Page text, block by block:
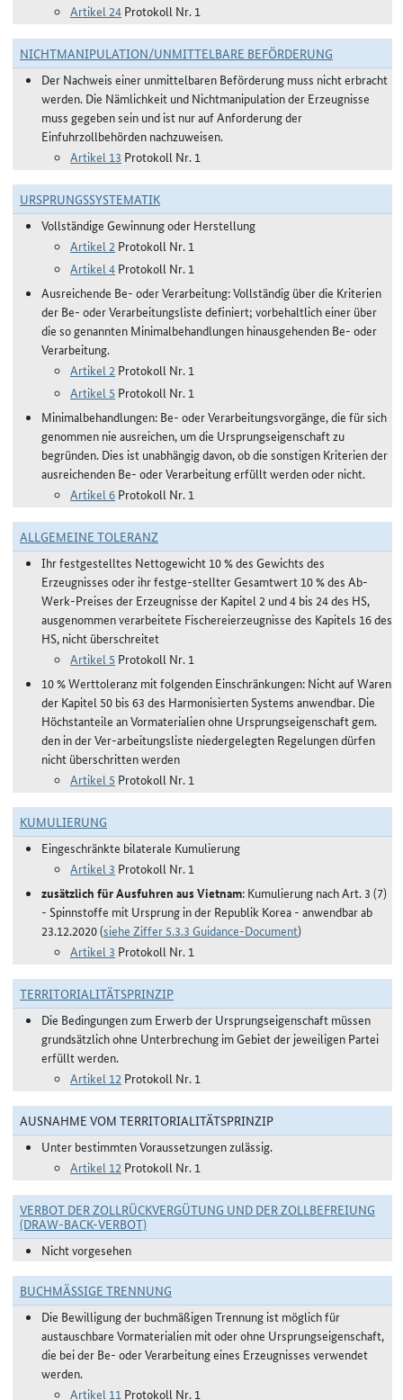
Artikel 24 Protokoll Nr. 1
NICHTMANIPULATION/UNMITTELBARE BEFÖRDERUNG
Der Nachweis einer unmittelbaren Beförderung muss nicht erbracht
werden. Die Nämlichkeit und Nichtmanipulation der Erzeugnisse
muss gegeben sein und ist nur auf Anforderung der
Einfuhrzollbehörden nachzuweisen.
Artikel 13 Protokoll Nr. 1
URSPRUNGSSYSTEMATIK
Vollständige Gewinnung oder Herstellung
Artikel 2 Protokoll Nr. 1
Artikel 4 Protokoll Nr. 1
Ausreichende Be- oder Verarbeitung: Vollständig über die Kriterien
der Be- oder Verarbeitungsliste definiert; vorbehaltlich einer über
die so genannten Minimalbehandlungen hinausgehenden Be- oder
Verarbeitung.
Artikel 2 Protokoll Nr. 1
Artikel 5 Protokoll Nr. 1
Minimalbehandlungen: Be- oder Verarbeitungsvorgänge, die für sich
genommen nie ausreichen, um die Ursprungseigenschaft zu
begründen. Dies ist unabhängig davon, ob die sonstigen Kriterien der
ausreichenden Be- oder Verarbeitung erfüllt werden oder nicht.
Artikel 6 Protokoll Nr. 1
ALLGEMEINE TOLERANZ
Ihr festgestelltes Nettogewicht 10 % des Gewichts des
Erzeugnisses oder ihr festge-stellter Gesamtwert 10 % des Ab-
Werk-Preises der Erzeugnisse der Kapitel 2 und 4 bis 24 des HS,
ausgenommen verarbeitete Fischereierzeugnisse des Kapitels 16 des
HS, nicht überschreitet
Artikel 5 Protokoll Nr. 1
10 % Werttoleranz mit folgenden Einschränkungen: Nicht auf Waren
der Kapitel 50 bis 63 des Harmonisierten Systems anwendbar. Die
Höchstanteile an Vormaterialien ohne Ursprungseigenschaft gem.
den in der Ver-arbeitungsliste niedergelegten Regelungen dürfen
nicht überschritten werden
Artikel 5 Protokoll Nr. 1
KUMULIERUNG
Eingeschränkte bilaterale Kumulierung
Artikel 3 Protokoll Nr. 1
zusätzlich für Ausfuhren aus Vietnam: Kumulierung nach Art. 3 (7)
- Spinnstoffe mit Ursprung in der Republik Korea - anwendbar ab
23.12.2020 (siehe Ziffer 5.3.3 Guidance-Document)
Artikel 3 Protokoll Nr. 1
TERRITORIALITÄTSPRINZIP
Die Bedingungen zum Erwerb der Ursprungseigenschaft müssen
grundsätzlich ohne Unterbrechung im Gebiet der jeweiligen Partei
erfüllt werden.
Artikel 12 Protokoll Nr. 1
AUSNAHME VOM TERRITORIALITÄTSPRINZIP
Unter bestimmten Voraussetzungen zulässig.
Artikel 12 Protokoll Nr. 1
VERBOT DER ZOLLRÜCKVERGÜTUNG UND DER ZOLLBEFREIUNG
(DRAW-BACK-VERBOT)
Nicht vorgesehen
BUCHMÄSSIGE TRENNUNG
Die Bewilligung der buchmäßigen Trennung ist möglich für
austauschbare Vormaterialien mit oder ohne Ursprungseigenschaft,
die bei der Be- oder Verarbeitung eines Erzeugnisses verwendet
werden.
Artikel 11 Protokoll Nr. 1